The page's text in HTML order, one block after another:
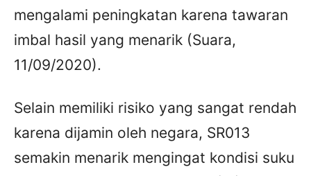
mengalami peningkatan karena tawaran
imbal hasil yang menarik (Suara,
11/09/2020).
Selain memiliki risiko yang sangat rendah
karena dijamin oleh negara, SR013
semakin menarik mengingat kondisi suku